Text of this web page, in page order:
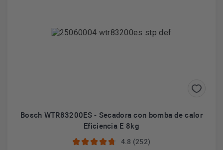
Bosch WTR83200ES - Secadora con bomba de calor
Eficiencia E 8kg
4.8 (252)